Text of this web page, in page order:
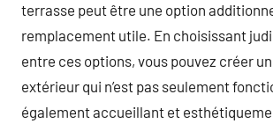
terrasse peut être une option
remplacement utile. En choisissant
entre ces options, vous pouvez créer
extérieur qui n’est pas seulement
également accueillant et